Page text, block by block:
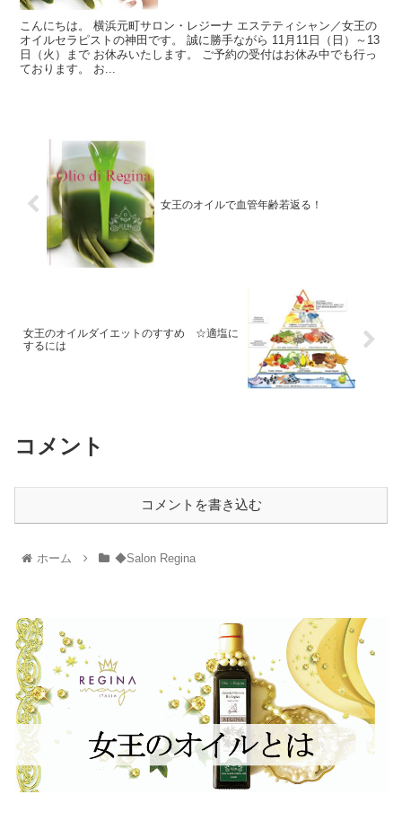
こんにちは。 横浜元町サロン・レジーナ エステティシャン／女王の
オイルセラピストの神田です。 誠に勝手ながら 11月11日（日）～13
日（火）まで お休みいたします。 ご予約の受付はお休み中でも行っ
ております。 お...
女王のオイルで血管年齢若返る！
女王のオイルダイエットのすすめ ☆適塩に
するには
コメント
コメントを書き込む
ホーム ◆Salon Regina